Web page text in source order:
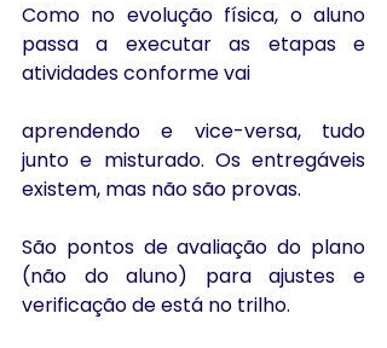
Como no evolução física, o aluno
passa a executar as etapas e
atividades conforme vai
aprendendo e vice-versa, tudo
junto e misturado. Os entregáveis
existem, mas não são provas.
São pontos de avaliação do plano
(não do aluno) para ajustes e
verificação de está no trilho.